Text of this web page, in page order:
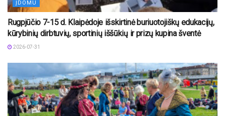
ĮDOMU
Rugpjūčio 7-15 d. Klaipėdoje išskirtinė buriuotojiškų edukacijų,
kūrybinių dirbtuvių, sportinių iššūkių ir prizų kupina šventė
2026-07-31